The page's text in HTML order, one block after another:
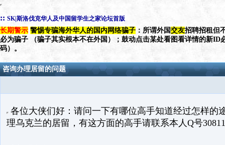
:: SK|斯洛伐克华人及中国留学生之家论坛首版
长期警示 警惕专骗海外华人的国内网络骗子 ：所谓外国交友招聘招租但
必为骗子 （骗子其实根本不在外国）；鼓动点击某处看图看详情的新ID
码）。
咨询办理居留的问题
各位大侠们好：请问一下有哪位高手知道经过怎样的
理乌克兰的居留，有这方面的高手请联系本人Q号